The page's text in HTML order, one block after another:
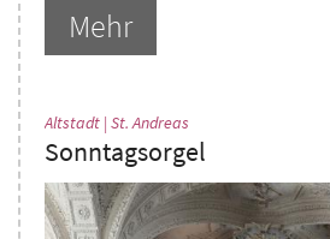
Mehr
Altstadt | St. Andreas
Sonntagsorgel